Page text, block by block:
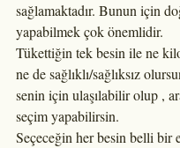
sağlamaktadır. Bunun için
yapabilmek çok önemlidir.
Tükettiğin tek besin ile ne
ne de sağlıklı/sağlıksız
senin için ulaşılabilir olup ,
seçim yapabilirsin.
Seçeceğin her besin belli bir